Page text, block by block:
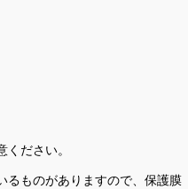
ださい。
るものがありますので、保護膜